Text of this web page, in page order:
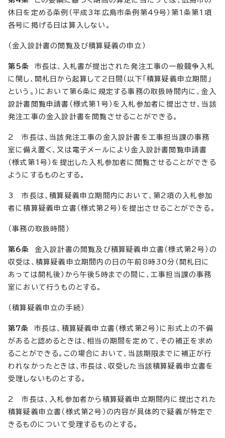
休日を定める条例（平成3年広島市条例第49号）第1条第1項
各号に掲げる日は算入しない。
（金入設計書の閲覧及び積算疑義の申立）
第5条
市長は、入札書が提出された発注工事の一般競争入札
に関し、開札日から起算して2日間（以下「積算疑義申立期間」
という。）において第6条に規定する事務の取扱時間内に、金入
設計書閲覧申請書（様式第1号）を入札参加者に提出させ、当該
発注工事の金入設計書を閲覧させることができる。
2 市長は、当該発注工事の金入設計書を工事担当課の事務
室に備え置く、又は電子メールにより金入設計書閲覧申請書
（様式第1号）を提出した入札参加者に閲覧させることができる
ようにするものとする。
3 市長は、積算疑義申立期間内において、第2項の入札参加
者に積算疑義申立書（様式第2号）を提出させることができる。
（事務の取扱時間）
第6条
金入設計書の閲覧及び積算疑義申立書（様式第2号）の
収受は、積算疑義申立期間内の日の午前8時30分（開札日に
あっては開札後）から午後5時までの間に、工事担当課の事務
室において行うものとする。
（積算疑義申立の手続）
第7条
市長は、積算疑義申立書（様式第2号）に形式上の不備
があると認めるときは、相当の期間を定めて、その補正を求め
ることができる。この場合において、当該期限までに補正が行
われなかったときは、市長は、収受した当該積算疑義申立書を
受理しないものとする。
2 市長は、入札参加者から積算疑義申立期間内に提出された
積算疑義申立書（様式第2号）の内容が具体的で疑義が特定で
きるものについて受理するものとする。